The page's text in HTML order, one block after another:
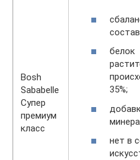
Bosh
Sababelle
Супер
премиум
класс
белок
35%;
нет в